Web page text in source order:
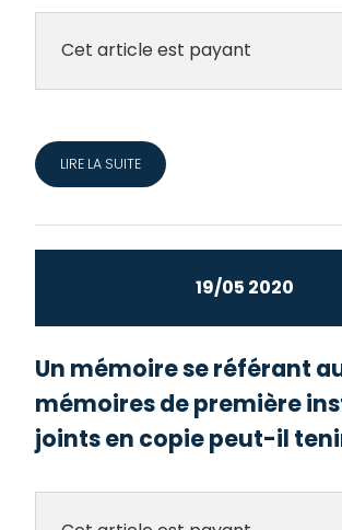
Cet article est payant
LIRE LA SUITE
19/05 2020
Un mémoire se référant
mémoires de première
joints en copie peut-il